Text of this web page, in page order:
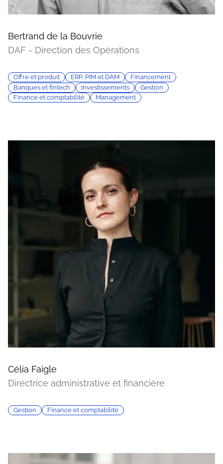
Bertrand de la Bouvrie
DAF - Direction des Opérations
Offre et produit ERP, PIM et DAM
Financement
Banques et fintech
Investissements
Gestion
Finance et comptabilité
Management
Célia Faigle
Directrice administrative et financière
Gestion Finance et comptabilité